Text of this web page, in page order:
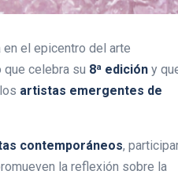
en el epicentro del arte
que celebra su 8ª edición y
artistas emergentes de
contemporáneos,
la reflexión sobre la